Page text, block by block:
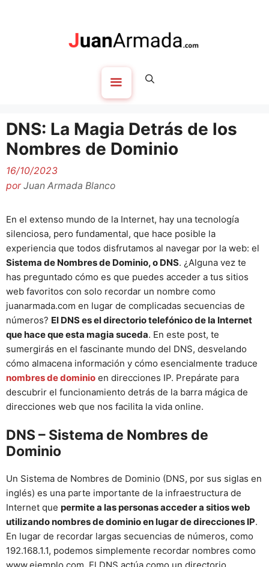
DNS: La Magia Detrás de los
Nombres de Dominio
16/10/2023
porJuan Armada Blanco
En el extenso mundo de la Internet, hay una tecnología
silenciosa, pero fundamental, que hace posible la
experiencia que todos disfrutamos al navegar por la web: el
Sistema de Nombres de Dominio, o DNS. ¿Alguna vez te
has preguntado cómo es que puedes acceder a tus sitios
web favoritos con solo recordar un nombre como
juanarmada.com en lugar de complicadas secuencias de
números? El DNS es el directorio telefónico de la Internet
que hace que esta magia suceda. En este post, te
sumergirás en el fascinante mundo del DNS, desvelando
cómo almacena información y cómo esencialmente traduce
nombres de dominio en direcciones IP. Prepárate para
descubrir el funcionamiento detrás de la barra mágica de
direcciones web que nos facilita la vida online.
DNS – Sistema de Nombres de
Dominio
Un Sistema de Nombres de Dominio (DNS, por sus siglas en
inglés) es una parte importante de la infraestructura de
Internet que permite a las personas acceder a sitios web
utilizando nombres de dominio en lugar de direcciones IP.
En lugar de recordar largas secuencias de números, como
192.168.1.1, podemos simplemente recordar nombres como